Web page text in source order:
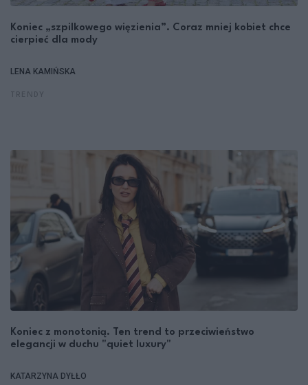
Koniec „szpilkowego więzienia”. Coraz mniej kobiet chce
cierpieć dla mody
LENA KAMIŃSKA
Koniec z monotonią. Ten trend to przeciwieństwo
elegancji w duchu "quiet luxury"
KATARZYNA DYŁŁO